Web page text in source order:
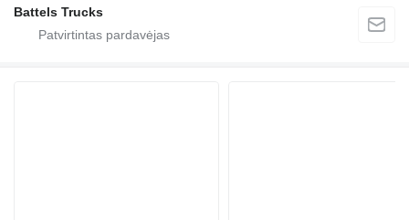
Battels Trucks